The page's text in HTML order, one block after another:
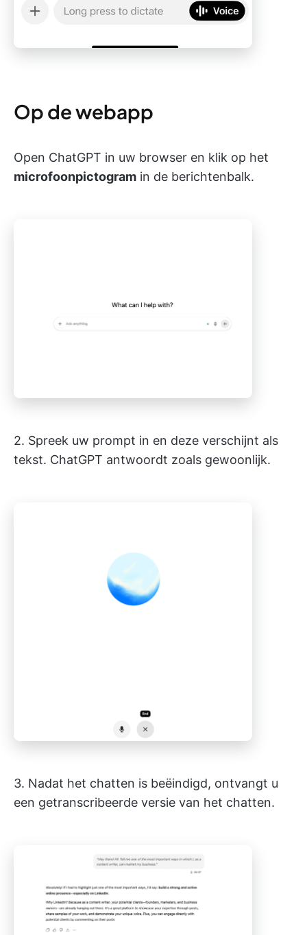
Op de webapp
Open ChatGPT in uw browser en klik op het
microfoonpictogram in de berichtenbalk.
2. Spreek uw prompt in en deze verschijnt als
tekst. ChatGPT antwoordt zoals gewoonlijk.
3. Nadat het chatten is beëindigd, ontvangt u
een getranscribeerde versie van het chatten.